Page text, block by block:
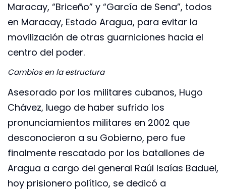
Maracay, “Briceño” y “García de Sena”, todos
en Maracay, Estado Aragua, para evitar la
movilización de otras guarniciones hacia el
centro del poder.
Cambios en la estructura
Asesorado por los militares cubanos, Hugo
Chávez, luego de haber sufrido los
pronunciamientos militares en 2002 que
desconocieron a su Gobierno, pero fue
finalmente rescatado por los batallones de
Aragua a cargo del general Raúl Isaías Baduel,
hoy prisionero político, se dedicó a